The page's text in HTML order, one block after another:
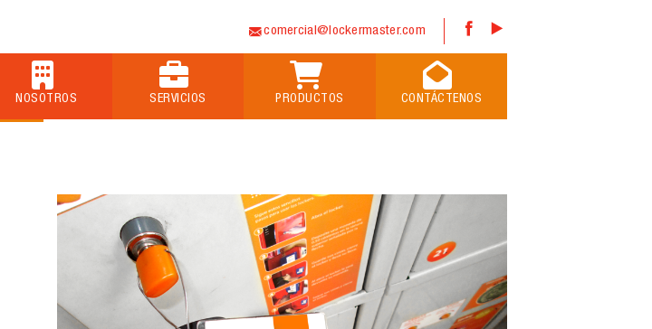
comercial@lockermaster.com
NOSOTROS SERVICIOS PRODUCTOS CONTÁCTENOS